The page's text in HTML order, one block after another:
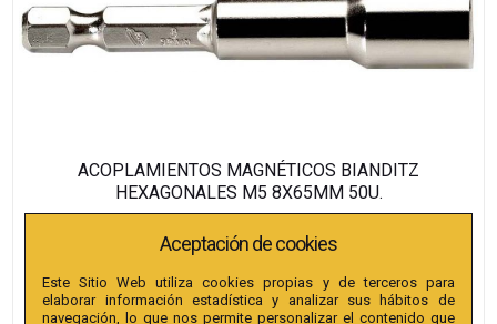
ACOPLAMIENTOS MAGNÉTICOS BIANDITZ
HEXAGONALES M5 8X65MM 50U.
REF. 237915
295,81€
Aceptación de cookies
Este Sitio Web utiliza cookies propias y de terceros para
elaborar información estadística y analizar sus hábitos de
navegación, lo que nos permite personalizar el contenido que